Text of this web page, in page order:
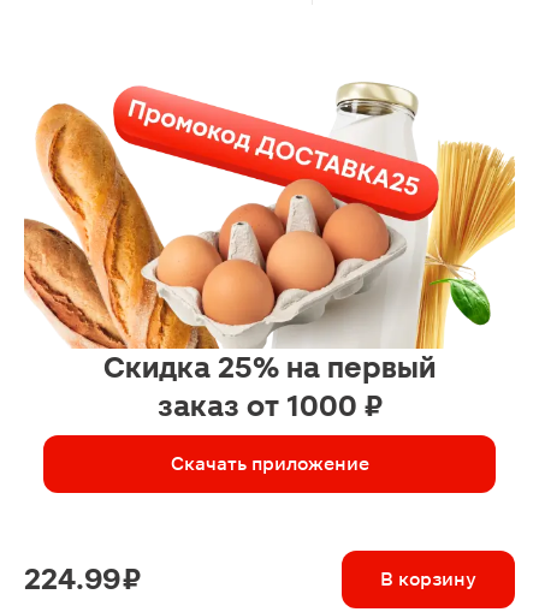
Скидка 25% на первый
заказ от 1000 ₽
Скачать приложение
224.99 ₽ В корзину